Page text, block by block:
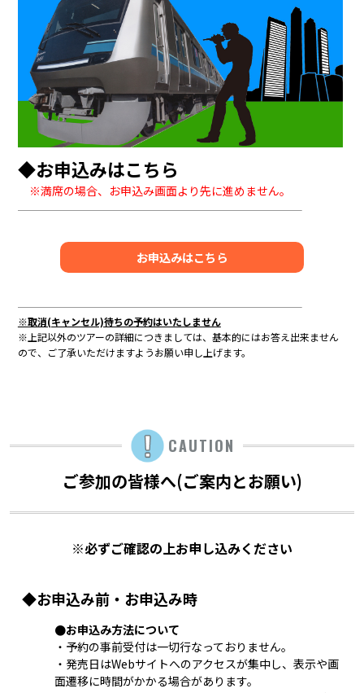
◆お申込みはこちら
※満席の場合、お申込み画面より先に進めません。
お申込みはこちら
※取消(キャンセル)待ちの予約はいたしません
※上記以外のツアーの詳細につきましては、基本的にはお答え出来ません
ので、ご了承いただけますようお願い申し上げます。
CAUTION
ご参加の皆様へ(ご案内とお願い)
※必ずご確認の上お申し込みください
◆お申込み前・お申込み時
●お申込み方法について
・予約の事前受付は一切行なっておりません。
・発売日はWebサイトへのアクセスが集中し、表示や画
面遷移に時間がかかる場合があります。